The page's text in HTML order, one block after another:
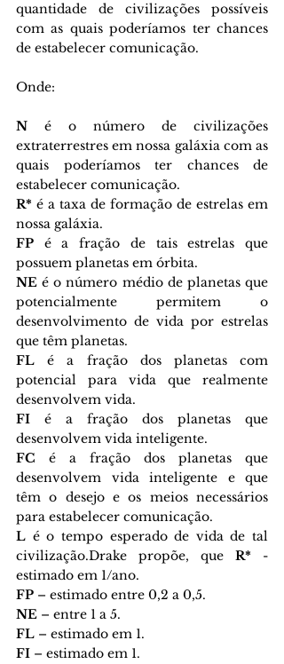
quantidade de civilizações possíveis
com as quais poderíamos ter chances
de estabelecer comunicação.
Onde:
N é o número de civilizações
extraterrestres em nossa galáxia com as
quais poderíamos ter chances de
estabelecer comunicação.
R* é a taxa de formação de estrelas em
nossa galáxia.
FP é a fração de tais estrelas que
possuem planetas em órbita.
NE é o número médio de planetas que
potencialmente permitem o
desenvolvimento de vida por estrelas
que têm planetas.
FL é a fração dos planetas com
potencial para vida que realmente
desenvolvem vida.
FI é a fração dos planetas que
desenvolvem vida inteligente.
FC é a fração dos planetas que
desenvolvem vida inteligente e que
têm o desejo e os meios necessários
para estabelecer comunicação.
L é o tempo esperado de vida de tal
civilização.Drake propõe, que R* -
estimado em 1/ano.
FP – estimado entre 0,2 a 0,5.
NE – entre 1 a 5.
FL – estimado em 1.
FI – estimado em 1.